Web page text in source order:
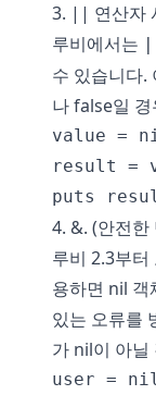
3. || 연산자
루비에서는
수 있습니다.
나 false일
value =
result =
4. &. (안전한
루비 2.3부
용하면 nil 객
있는 오류를
가 nil이 아닐
user =